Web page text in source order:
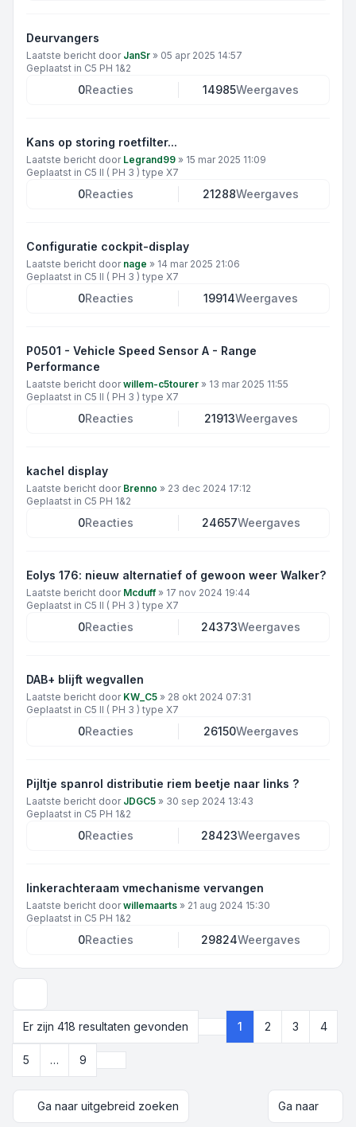
Deurvangers
Laatste bericht door JanSr » 05 apr 2025 14:57
Geplaatst in C5 PH 1&2
0Reacties 14985Weergaves
Kans op storing roetfilter...
Laatste bericht door Legrand99 » 15 mar 2025 11:09
Geplaatst in C5 II ( PH 3 ) type X7
0Reacties 21288Weergaves
Configuratie cockpit-display
Laatste bericht door nage » 14 mar 2025 21:06
Geplaatst in C5 II ( PH 3 ) type X7
0Reacties 19914Weergaves
P0501 - Vehicle Speed Sensor A - Range
Performance
Laatste bericht doorwillem-c5tourer » 13 mar 2025 11:55
Geplaatst in C5 II ( PH 3 ) type X7
0Reacties 21913Weergaves
kachel display
Laatste bericht door Brenno » 23 dec 2024 17:12
Geplaatst in C5 PH 1&2
0Reacties 24657Weergaves
Eolys 176: nieuw alternatief of gewoon weer Walker?
Laatste bericht door Mcduff» 17 nov 2024 19:44
Geplaatst in C5 II ( PH 3 ) type X7
0Reacties 24373Weergaves
DAB+ blijft wegvallen
Laatste bericht door KW_C5 » 28 okt 2024 07:31
Geplaatst in C5 II ( PH 3 ) type X7
0Reacties 26150Weergaves
Pijltje spanrol distributie riem beetje naar links ?
Laatste bericht door JDGC5 » 30 sep 2024 13:43
Geplaatst in C5 PH 1&2
0Reacties 28423Weergaves
linkerachteraam vmechanisme vervangen
Laatste bericht doorwillemaarts » 21 aug 2024 15:30
Geplaatst in C5 PH 1&2
0Reacties 29824Weergaves
Er zijn 418 resultaten gevonden
Pagina van
1 2 3 4
5 … 9
Ga naar uitgebreid zoeken Ga naar